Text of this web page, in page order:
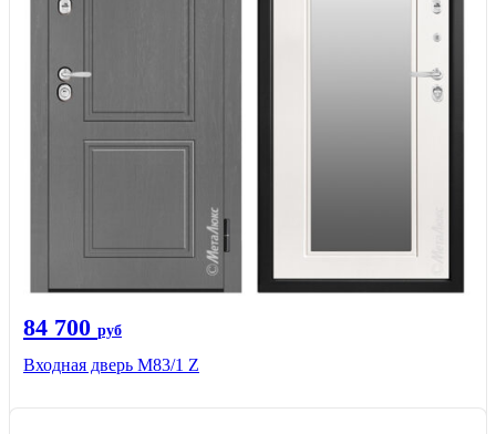
84 700 руб
Входная дверь M83/1 Z